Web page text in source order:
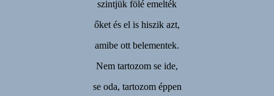
szintjük fölé emelték
őket és el is hiszik azt,
amibe ott belementek.
Nem tartozom se ide,
se oda, tartozom éppen